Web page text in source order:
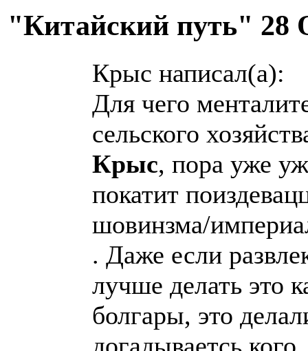
"Китайский путь" 28
Крыс написал(а):
Для чего
сельского
Крыс, пора уже
покатит
шовинзма/
. Даже если
лучше делать это
болгары, это